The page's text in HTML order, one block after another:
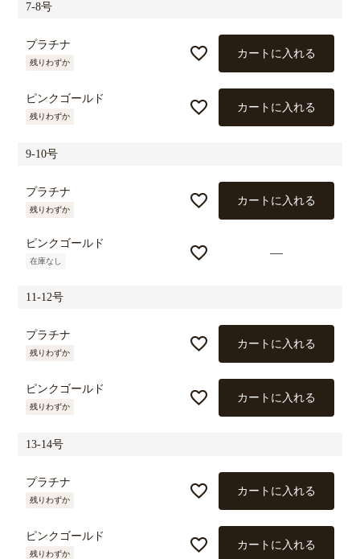
7-8号
プラチナ
残りわずか
カートに入れる
ピンクゴールド
残りわずか
カートに入れる
9-10号
プラチナ
残りわずか
カートに入れる
ピンクゴールド
在庫なし
—
11-12号
プラチナ
残りわずか
カートに入れる
ピンクゴールド
残りわずか
カートに入れる
13-14号
プラチナ
残りわずか
カートに入れる
ピンクゴールド
残りわずか
カートに入れる